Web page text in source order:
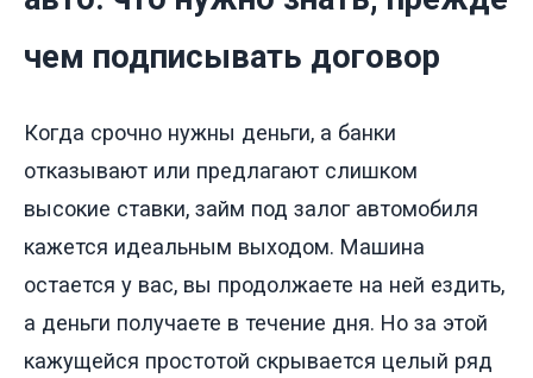
чем подписывать договор
Когда срочно нужны деньги, а банки
отказывают или предлагают слишком
высокие ставки, займ под залог автомобиля
кажется идеальным выходом. Машина
остается у вас, вы продолжаете на ней ездить,
а деньги получаете в течение дня. Но за этой
кажущейся простотой скрывается целый ряд